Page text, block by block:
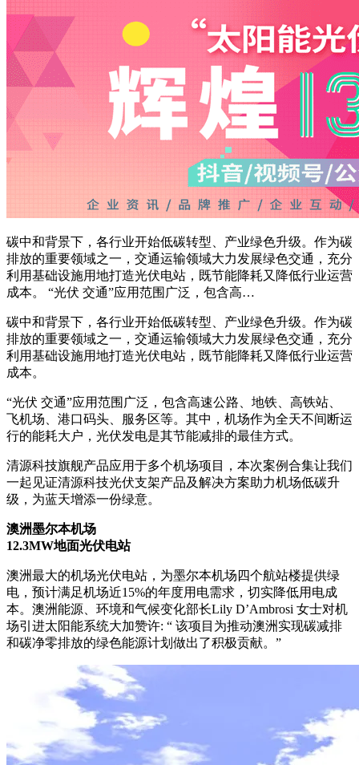
碳中和背景下，各行业开始低碳转型、产业绿色升级。作为碳
排放的重要领域之一，交通运输领域大力发展绿色交通，充分
利用基础设施用地打造光伏电站，既节能降耗又降低行业运营
成本。 “光伏 交通”应用范围广泛，包含高…
碳中和背景下，各行业开始低碳转型、产业绿色升级。作为碳
排放的重要领域之一，交通运输领域大力发展绿色交通，充分
利用基础设施用地打造光伏电站，既节能降耗又降低行业运营
成本。
“光伏 交通”应用范围广泛，包含高速公路、地铁、高铁站、
飞机场、港口码头、服务区等。其中，机场作为全天不间断运
行的能耗大户，光伏发电是其节能减排的最佳方式。
清源科技旗舰产品应用于多个机场项目，本次案例合集让我们
一起见证清源科技光伏支架产品及解决方案助力机场低碳升
级，为蓝天增添一份绿意。
澳洲墨尔本机场
12.3MW地面光伏电站
澳洲最大的机场光伏电站，为墨尔本机场四个航站楼提供绿
电，预计满足机场近15%的年度用电需求，切实降低用电成
本。澳洲能源、环境和气候变化部长Lily D’Ambrosi 女士对机
场引进太阳能系统大加赞许: “ 该项目为推动澳洲实现碳减排
和碳净零排放的绿色能源计划做出了积极贡献。”